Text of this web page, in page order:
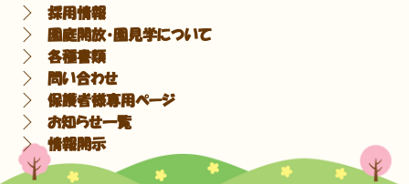
採用情報
園庭開放・園見学について
各種書類
問い合わせ
保護者様専用ページ
お知らせ一覧
情報開示